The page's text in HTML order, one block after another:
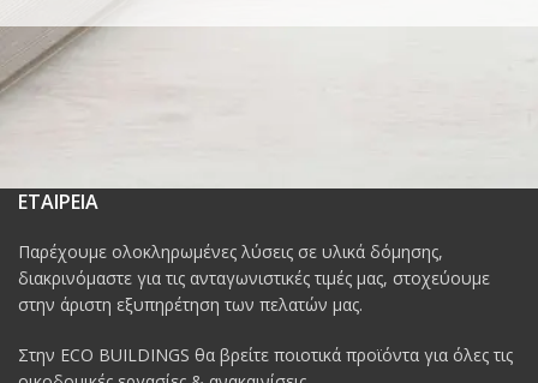
ΕΤΑΙΡΕΙΑ
Παρέχουμε ολοκληρωμένες λύσεις σε υλικά δόμησης,
διακρινόμαστε για τις ανταγωνιστικές τιμές μας, στοχεύουμε
στην άριστη εξυπηρέτηση των πελατών μας.
Στην ECO BUILDINGS θα βρείτε ποιοτικά προϊόντα για όλες τις